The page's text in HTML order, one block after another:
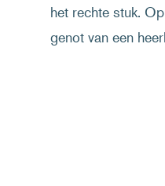
het rechte stuk.
genot van een